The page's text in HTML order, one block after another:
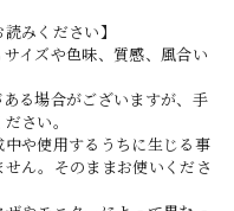
みください】
イズや色味、質感、風合い
る場合がございますが、手
さい。
や使用するうちに生じる事
ん。そのままお使いくださ